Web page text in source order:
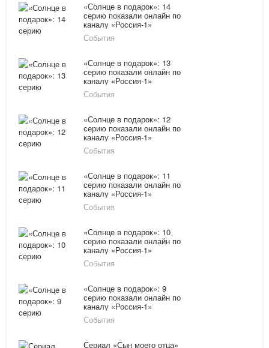
«Солнце в подарок»: 14
серию показали онлайн по
каналу «Россия-1»
09.02.16
События
«Солнце в подарок»: 13
серию показали онлайн по
каналу «Россия-1»
08.02.16
События
«Солнце в подарок»: 12
серию показали онлайн по
каналу «Россия-1»
08.02.16
События
«Солнце в подарок»: 11
серию показали онлайн по
каналу «Россия-1»
08.02.16
События
«Солнце в подарок»: 10
серию показали онлайн по
каналу «Россия-1»
04.02.16
События
«Солнце в подарок»: 9
серию показали онлайн по
каналу «Россия-1»
04.02.16
События
Сериал «Сын моего отца»